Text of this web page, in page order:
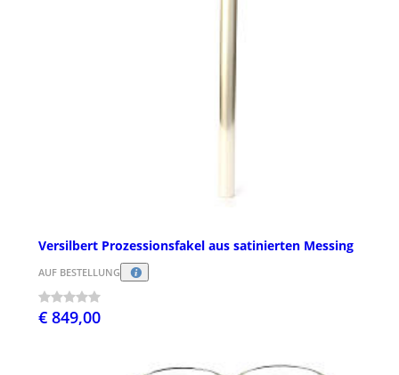
Versilbert Prozessionsfakel aus satinierten Messing
AUF BESTELLUNG
€ 849,00